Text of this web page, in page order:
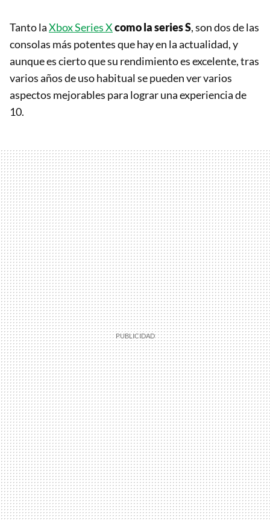
Tanto laXbox Series Xcomo la series S, son dos de las
consolas más potentes que hay en la actualidad, y
aunque es cierto que su rendimiento es excelente, tras
varios años de uso habitual se pueden ver varios
aspectos mejorables para lograr una experiencia de
10.